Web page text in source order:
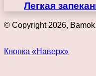
Легкая
© Copyright 2026,
Кнопка «Наверх»